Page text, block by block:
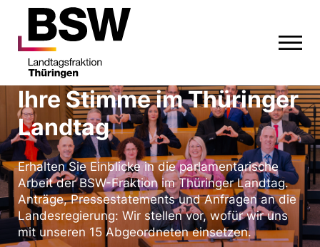
Ihre Stimme im Thüringer
Landtag
Erhalten Sie Einblicke in die parlamentarische
Arbeit der BSW-Fraktion im Thüringer Landtag.
Anträge, Pressestatements und Anfragen an die
Landesregierung: Wir stellen vor, wofür wir uns
mit unseren 15 Abgeordneten einsetzen.